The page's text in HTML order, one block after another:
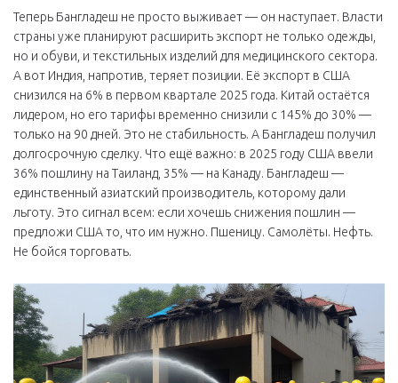
Теперь Бангладеш не просто выживает — он наступает. Власти
страны уже планируют расширить экспорт не только одежды,
но и обуви, и текстильных изделий для медицинского сектора.
А вот Индия, напротив, теряет позиции. Её экспорт в США
снизился на 6% в первом квартале 2025 года. Китай остаётся
лидером, но его тарифы временно снизили с 145% до 30% —
только на 90 дней. Это не стабильность. А Бангладеш получил
долгосрочную сделку. Что ещё важно: в 2025 году США ввели
36% пошлину на Таиланд, 35% — на Канаду. Бангладеш —
единственный азиатский производитель, которому дали
льготу. Это сигнал всем: если хочешь снижения пошлин —
предложи США то, что им нужно. Пшеницу. Самолёты. Нефть.
Не бойся торговать.